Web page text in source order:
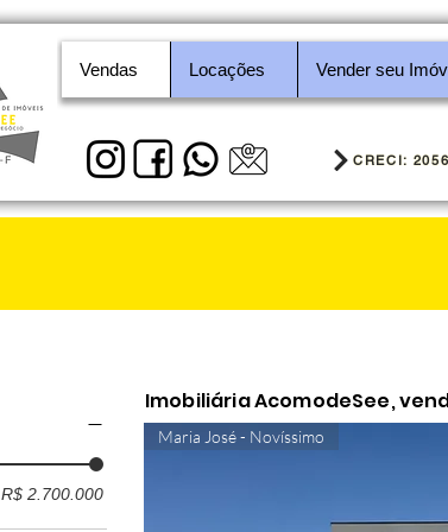
Vendas Locações Vender seu
CRECI:
R$ 2.700.000
Maria José - Novíssimo
Imobiliária AcomodeSee,